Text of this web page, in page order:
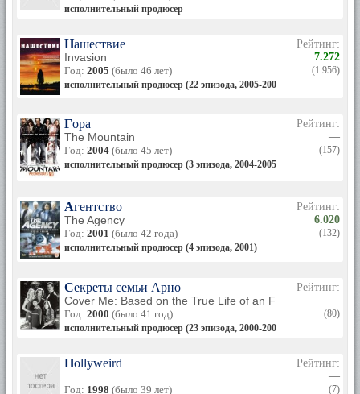
исполнительный продюсер
Нашествие
Invasion
Год: 2005 (было 46 лет)
исполнительный продюсер (22 эпизода, 2005-2006)
Рейтинг:
7.272
(1 956)
Гора
The Mountain
Год: 2004 (было 45 лет)
исполнительный продюсер (3 эпизода, 2004-2005)
Рейтинг:
—
(157)
Агентство
The Agency
Год: 2001 (было 42 года)
исполнительный продюсер (4 эпизода, 2001)
Рейтинг:
6.020
(132)
Секреты семьи Арно
Cover Me: Based on the True Life of an FBI Family
Год: 2000 (было 41 год)
исполнительный продюсер (23 эпизода, 2000-2001)
Рейтинг:
—
(80)
Hollyweird
Год: 1998 (было 39 лет)
Рейтинг:
—
(7)